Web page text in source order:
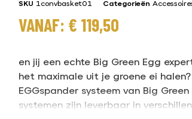
SKU 1convbasket01 Categorieën
VANAF: € 119,50
en jij een echte Big Green Egg
het maximale uit je groene ei
EGGspander systeem van Big
systemen zijn leverbaar in